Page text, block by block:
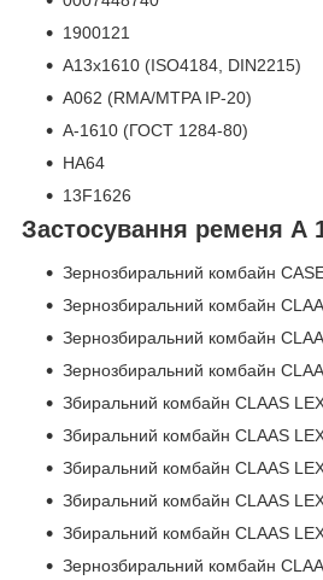
1900121
A13x1610 (ISO4184, DIN2215)
A062 (RMA/MTPA IP-20)
A-1610 (ГОСТ 1284-80)
HA64
13F1626
Застосування ременя А
Зернозбиральний комбайн
Зернозбиральний комбайн
Зернозбиральний комбайн
Зернозбиральний комбайн
Збиральний комбайн CLAAS
Збиральний комбайн CLAAS
Збиральний комбайн CLAAS
Збиральний комбайн CLAAS
Збиральний комбайн CLAAS
Зернозбиральний комбайн